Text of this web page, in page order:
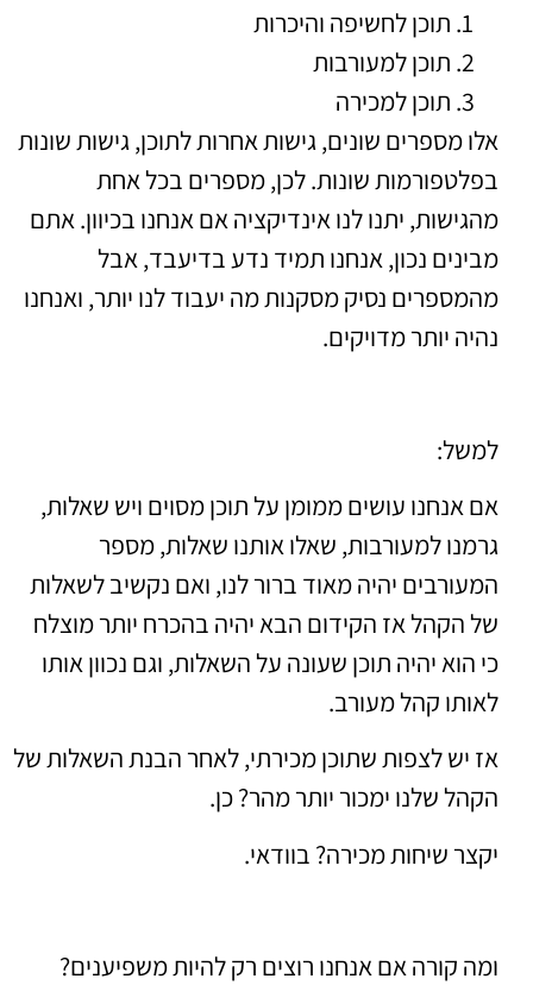
תוכן לחשיפה והיכרות
תוכן למעורבות
תוכן למכירה
אלו מספרים שונים, גישות אחרות לתוכן, גישות שונות
בפלטפורמות שונות. לכן, מספרים בכל אחת
מהגישות, יתנו לנו אינדיקציה אם אנחנו בכיוון. אתם
מבינים נכון, אנחנו תמיד נדע בדיעבד, אבל
מהמספרים נסיק מסקנות מה יעבוד לנו יותר, ואנחנו
נהיה יותר מדויקים.
למשל:
אם אנחנו עושים ממומן על תוכן מסוים ויש שאלות,
גרמנו למעורבות, שאלו אותנו שאלות, מספר
המעורבים יהיה מאוד ברור לנו, ואם נקשיב לשאלות
של הקהל אז הקידום הבא יהיה בהכרח יותר מוצלח
כי הוא יהיה תוכן שעונה על השאלות, וגם נכוון אותו
לאותו קהל מעורב.
אז יש לצפות שתוכן מכירתי, לאחר הבנת השאלות של
הקהל שלנו ימכור יותר מהר? כן.
יקצר שיחות מכירה? בוודאי.
ומה קורה אם אנחנו רוצים רק להיות משפיענים?